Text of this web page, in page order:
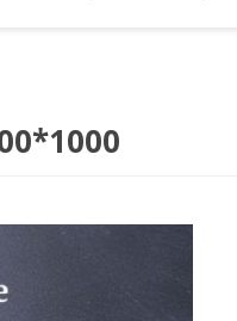
PROIZVODI